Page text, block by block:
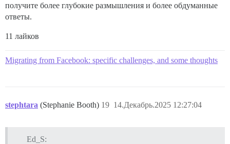
получите более глубокие размышления и более обдуманные
ответы.
11 лайков
Migrating from Facebook: specific challenges, and some thoughts
stephtara (Stephanie Booth) 14.Декабрь.2025 12:27:04
19
Ed_S: